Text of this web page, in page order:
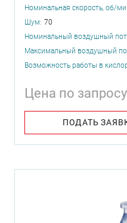
Номинальная скорость, об/
Шум: 70
Номинальный воздушный
Максимальный воздушный
Возможность работы в
Цена по запросу
ПОДАТЬ